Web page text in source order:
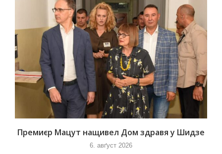
Премиєр Мацут нащивел Дом здравя у Шидзе
6. авґуст 2026